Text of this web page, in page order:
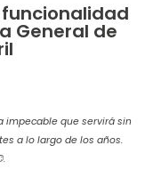
General de
impecable que servirá sin
a lo largo de los años.